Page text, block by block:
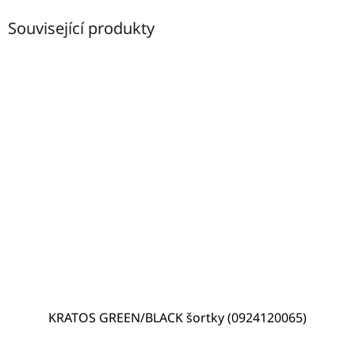
Související produkty
KRATOS GREEN/BLACK šortky (0924120065)